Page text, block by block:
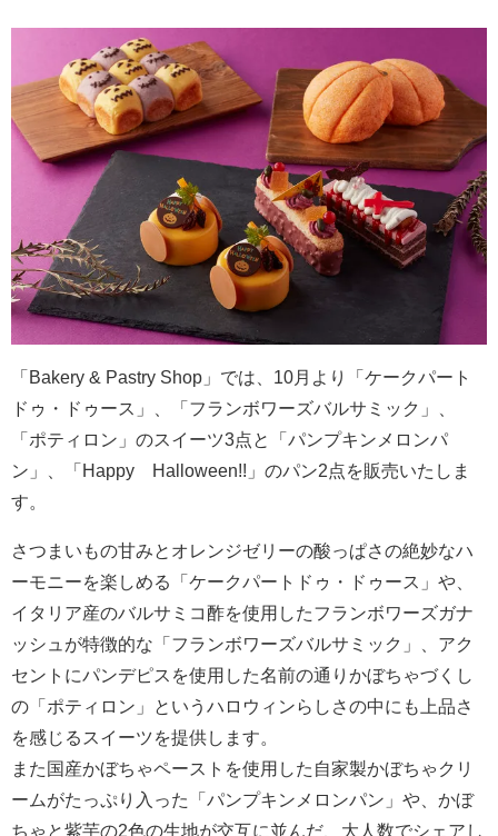
「Bakery & Pastry Shop」では、10月より「ケークパート
ドゥ・ドゥース」、「フランボワーズバルサミック」、
「ポティロン」のスイーツ3点と「パンプキンメロンパ
ン」、「Happy Halloween!!」のパン2点を販売いたしま
す。
さつまいもの甘みとオレンジゼリーの酸っぱさの絶妙なハ
ーモニーを楽しめる「ケークパートドゥ・ドゥース」や、
イタリア産のバルサミコ酢を使用したフランボワーズガナ
ッシュが特徴的な「フランボワーズバルサミック」、アク
セントにパンデピスを使用した名前の通りかぼちゃづくし
の「ポティロン」というハロウィンらしさの中にも上品さ
を感じるスイーツを提供します。
また国産かぼちゃペーストを使用した自家製かぼちゃクリ
ームがたっぷり入った「パンプキンメロンパン」や、かぼ
ちゃと紫芋の2色の生地が交互に並んだ、大人数でシェアし